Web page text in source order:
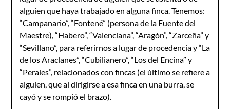
alguien que haya trabajado en alguna finca. Tenemos:
“Campanario”, “Fontené” (persona de la Fuente del
Maestre), “Habero”, “Valenciana”, “Aragón”, “Zarceña” y
“Sevillano”, para referirnos a lugar de procedencia y “La
de los Araclanes”, “Cubilianero”, “Los del Encina” y
“Perales”, relacionados con fincas (el último se refiere a
alguien, que al dirigirse a esa finca en una burra, se
cayó y se rompió el brazo).